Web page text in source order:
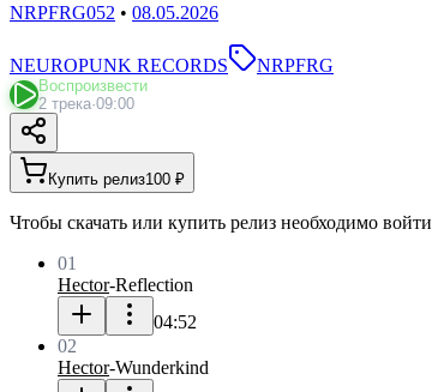
NRPFRG052 • 08.05.2026
NEUROPUNK RECORDS NRPFRG
Воспроизвести
2 трека·09:00
Купить релиз100 ₽
Чтобы скачать или купить релиз необходимо
01
Hector-Reflection
04:52
02
Hector-Wunderkind